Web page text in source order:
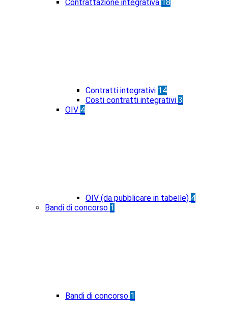
Contrattazione integrativa 18
Contratti integrativi 14
Costi contratti integrativi 3
OIV 4
OIV (da pubblicare in tabelle) 4
Bandi di concorso 1
Bandi di concorso 1